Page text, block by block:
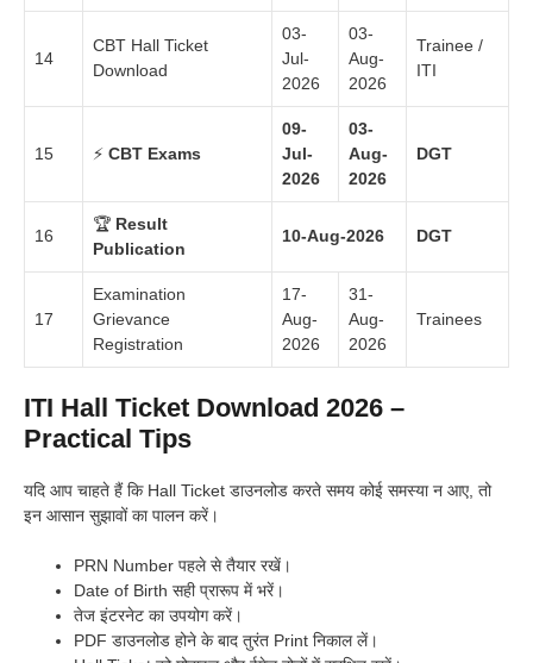
14
CBT Hall Ticket
Download
03-
Jul-
2026
03-
Aug-
2026
Trainee /
ITI
15 ⚡ CBT Exams
09-
Jul-
2026
03-
Aug-
2026
DGT
16
🏆 Result
Publication
10-Aug-2026 DGT
17
Examination
Grievance
Registration
17-
Aug-
2026
31-
Aug-
2026
Trainees
ITI Hall Ticket Download 2026 –
Practical Tips
यदि आप चाहते हैं कि Hall Ticket डाउनलोड करते समय कोई समस्या न आए, तो
इन आसान सुझावों का पालन करें।
PRN Number पहले से तैयार रखें।
Date of Birth सही प्रारूप में भरें।
तेज इंटरनेट का उपयोग करें।
PDF डाउनलोड होने के बाद तुरंत Print निकाल लें।